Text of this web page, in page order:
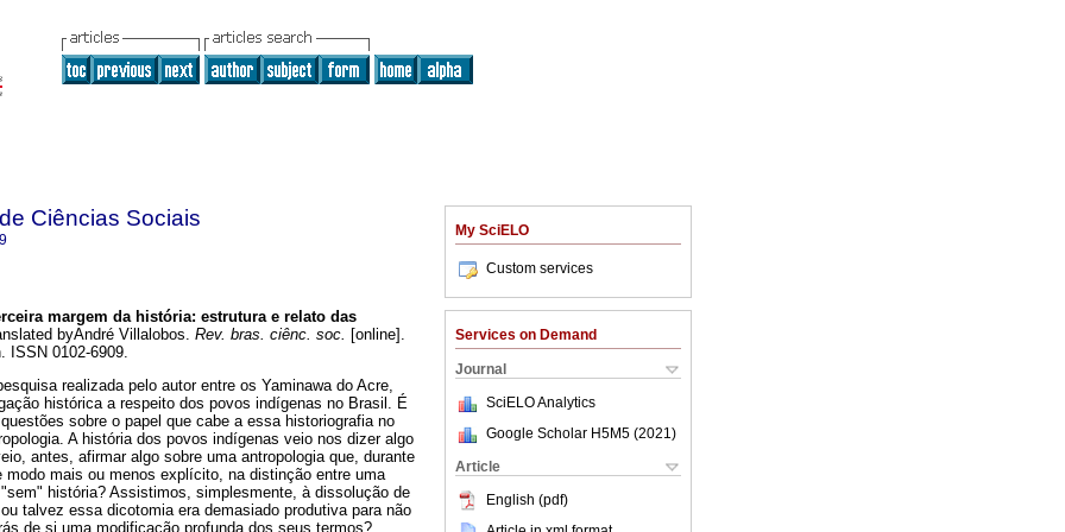
My SciELO
Custom services
Services on Demand
Journal
SciELO Analytics
Google Scholar H5M5 (2021 )
Article
English (pdf)
Ciências Sociais
margem da história: estrutura e relato das
byAndré Villalobos. Rev. bras. ciênc. soc. [online].
ISSN 0102-6909.
realizada pelo autor entre os Yaminawa do Acre,
histórica a respeito dos povos indígenas no Brasil. É
sobre o papel que cabe a essa historiografia no
A história dos povos indígenas veio nos dizer algo
antes, afirmar algo sobre uma antropologia que, durante
modo mais ou menos explícito, na distinção entre uma
história? Assistimos, simplesmente, à dissolução de
talvez essa dicotomia era demasiado produtiva para não
de si uma modificação profunda dos seus termos?